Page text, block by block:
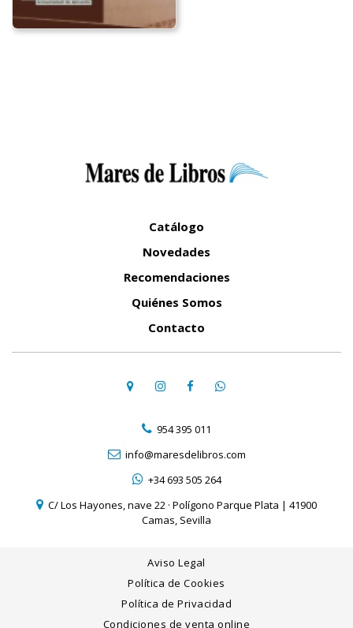
Catálogo
Novedades
Recomendaciones
Quiénes Somos
Contacto
954 395 011
info@maresdelibros.com
+34 693 505 264
C/ Los Hayones, nave 22 · Polígono Parque Plata | 41900
Camas, Sevilla
Aviso Legal
Política de Cookies
Política de Privacidad
Condiciones de venta online